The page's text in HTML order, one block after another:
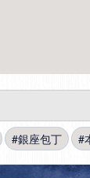
銀座包丁